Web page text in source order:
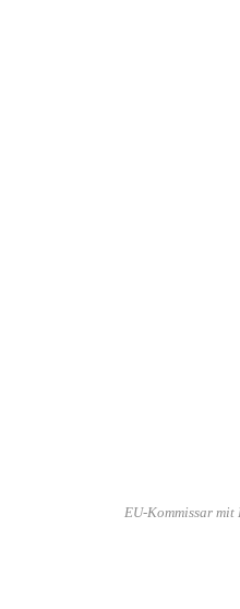
EU-Kommissar